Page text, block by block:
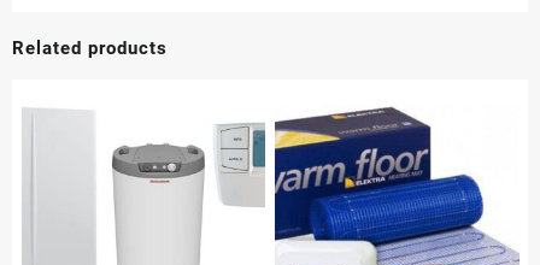
Related products